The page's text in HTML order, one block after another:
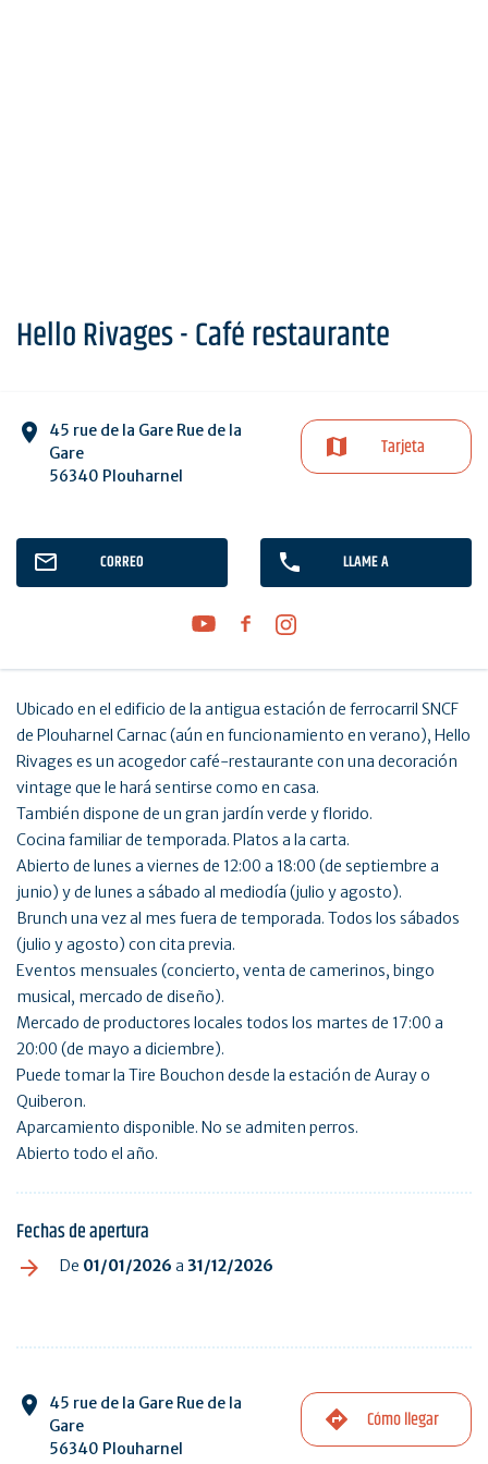
Hello Rivages - Café restaurante
45 rue de la Gare Rue de la
Gare
56340 Plouharnel
Tarjeta
CORREO LLAME A
Ubicado en el edificio de la antigua estación de ferrocarril SNCF
de Plouharnel Carnac (aún en funcionamiento en verano), Hello
Rivages es un acogedor café-restaurante con una decoración
vintage que le hará sentirse como en casa.
También dispone de un gran jardín verde y florido.
Cocina familiar de temporada. Platos a la carta.
Abierto de lunes a viernes de 12:00 a 18:00 (de septiembre a
junio) y de lunes a sábado al mediodía (julio y agosto).
Brunch una vez al mes fuera de temporada. Todos los sábados
(julio y agosto) con cita previa.
Eventos mensuales (concierto, venta de camerinos, bingo
musical, mercado de diseño).
Mercado de productores locales todos los martes de 17:00 a
20:00 (de mayo a diciembre).
Puede tomar la Tire Bouchon desde la estación de Auray o
Quiberon.
Aparcamiento disponible. No se admiten perros.
Abierto todo el año.
Fechas de apertura
De 01/01/2026 a 31/12/2026
45 rue de la Gare Rue de la
Gare
56340 Plouharnel
Cómo llegar